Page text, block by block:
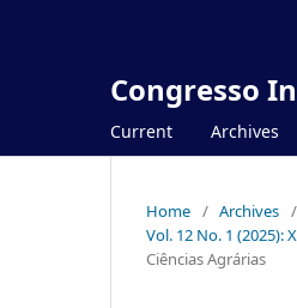
Congresso
Current Archives
Home / Archives /
Vol. 12 No. 1 (2025):
Ciências Agrárias